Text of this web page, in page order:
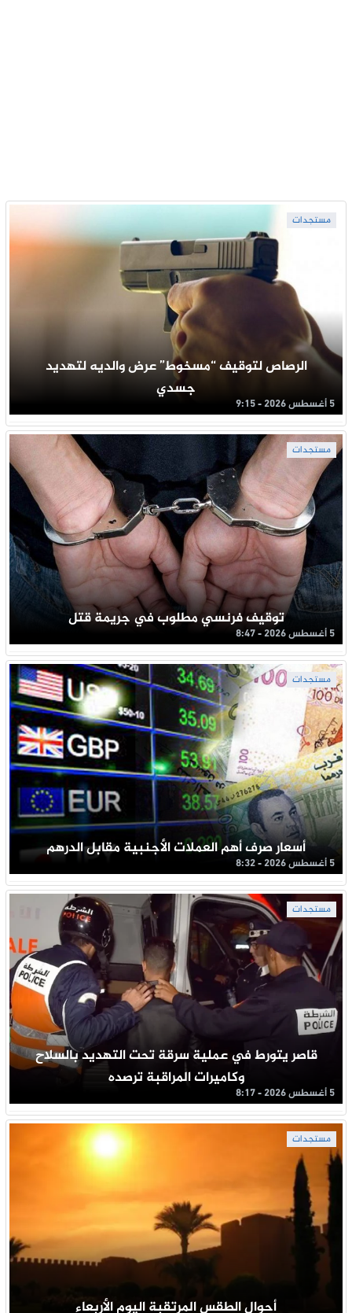
مستجدات
الرصاص لتوقيف “مسخوط” عرض والديه لتهديد
جسدي
5 أغسطس 2026 - 9:15
مستجدات
توقيف فرنسي مطلوب في جريمة قتل
5 أغسطس 2026 - 8:47
مستجدات
أسعار صرف أهم العملات الأجنبية مقابل الدرهم
5 أغسطس 2026 - 8:32
مستجدات
قاصر يتورط في عملية سرقة تحت التهديد بالسلاح
وكاميرات المراقبة ترصده
5 أغسطس 2026 - 8:17
مستجدات
أحوال الطقس المرتقبة اليوم الأربعاء